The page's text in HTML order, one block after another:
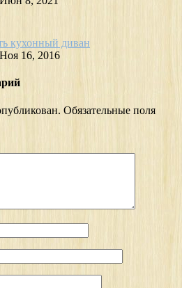
кухонный диван
Ноя 16, 2016
Обязательные поля